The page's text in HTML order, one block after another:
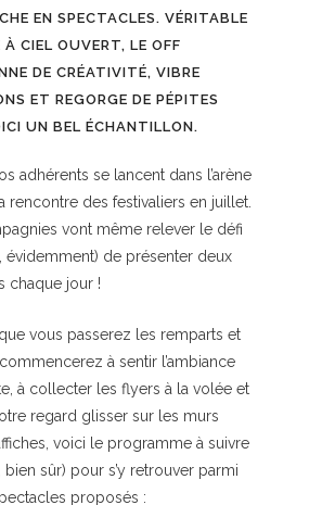
EN SPECTACLES. VÉRITABLE
À CIEL OUVERT, LE OFF
DE CRÉATIVITÉ, VIBRE
ET REGORGE DE PÉPITES
UN BEL ÉCHANTILLON.
adhérents se lancent dans l’arène
rencontre des festivaliers en juillet.
vont même relever le défi
évidemment) de présenter deux
chaque jour !
vous passerez les remparts et
à sentir l’ambiance
à collecter les flyers à la volée et
regard glisser sur les murs
voici le programme à suivre
bien sûr) pour s’y retrouver parmi
proposés :